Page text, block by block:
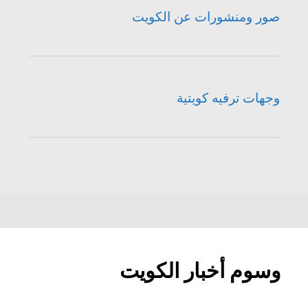
صور ومنشورات عن الكويت
وجهات ترفيه كويتية
وسوم أخبار الكويت